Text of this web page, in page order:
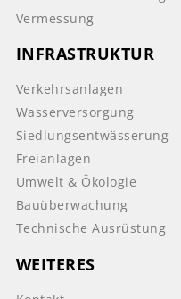
Vermessung
INFRASTRUKTUR
Verkehrsanlagen
Wasserversorgung
Siedlungsentwässerung
Freianlagen
Umwelt & Ökologie
Bauüberwachung
Technische Ausrüstung
WEITERES